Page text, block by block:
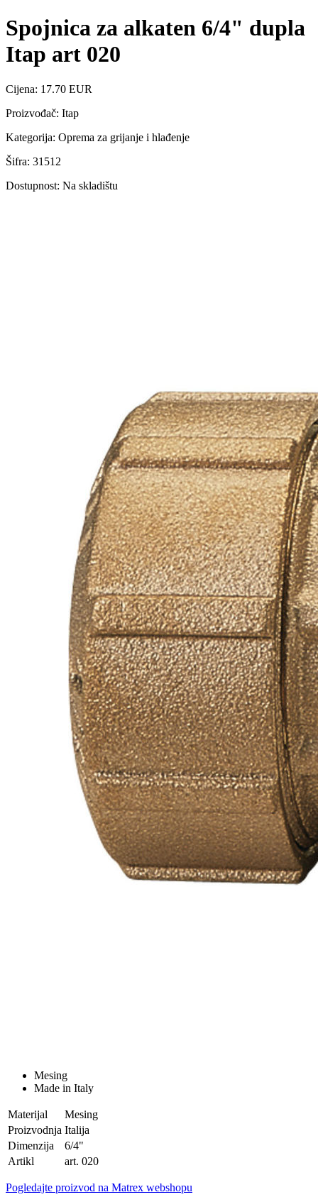
Spojnica za alkaten 6/4" dupla
Itap art 020
Cijena: 17.70 EUR
Proizvođač: Itap
Kategorija: Oprema za grijanje i hlađenje
Šifra: 31512
Dostupnost: Na skladištu
Mesing
Made in Italy
Materijal
Mesing
Proizvodnja Italija
Dimenzija
6/4"
Artikl
art. 020
Pogledajte proizvod na Matrex webshopu